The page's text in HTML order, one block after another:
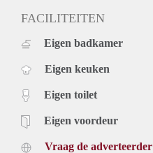
FACILITEITEN
Eigen badkamer
Eigen keuken
Eigen toilet
Eigen voordeur
Vraag de adverteerder